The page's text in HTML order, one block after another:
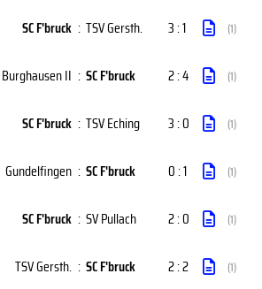
SC F'bruck : TSV Gersth. 3 : 1 (1)
Burghausen II : SC F'bruck 2 : 4 (1)
SC F'bruck : TSV Eching 3 : 0 (1)
Gundelfingen : SC F'bruck 0 : 1 (1)
SC F'bruck : SV Pullach 2 : 0 (1)
TSV Gersth. : SC F'bruck 2 : 2 (1)